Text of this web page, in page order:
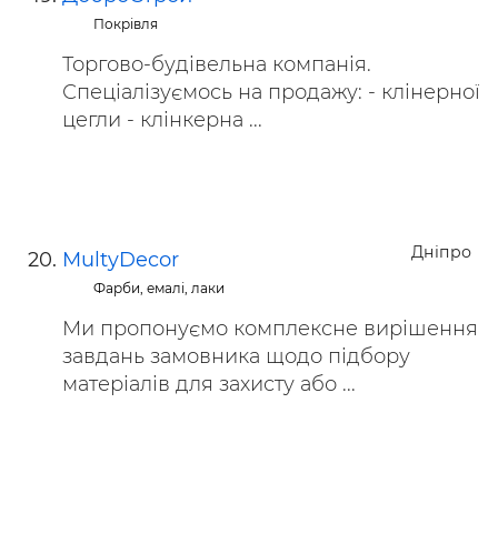
Покрівля
Торгово-будівельна компанія.
Спеціалізуємось на продажу: - клінерної
цегли - клінкерна ...
Дніпро
MultyDecor
Фарби, емалі, лаки
Ми пропонуємо комплексне вирішення
завдань замовника щодо підбору
матеріалів для захисту або ...